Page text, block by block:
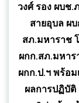
วงศ์ รอง ผบช
สายอุบล ผบ
สภ.มหาราช
ผกก.สภ.มหาร
ผกก.ป.ฯ พร้อม
ผลการปฏิบัติ